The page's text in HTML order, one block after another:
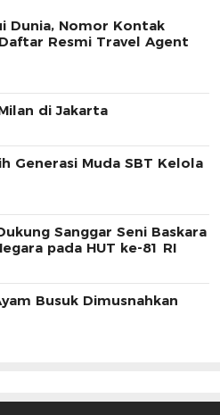
Dunia, Nomor Kontak
Resmi Travel Agent
di Jakarta
Generasi Muda SBT Kelola
Sanggar Seni Baskara
pada HUT ke-81 RI
Busuk Dimusnahkan